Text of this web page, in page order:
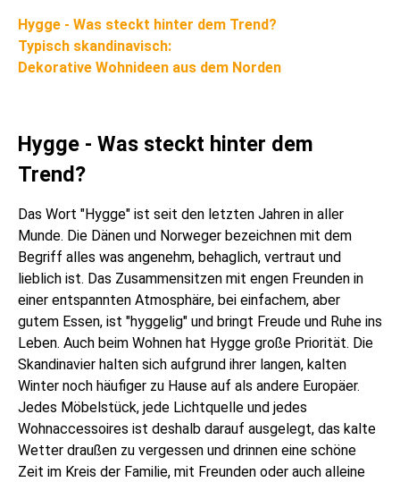
Hygge - Was steckt hinter dem Trend?
Typisch skandinavisch:
Dekorative Wohnideen aus dem Norden
Hygge - Was steckt hinter dem
Trend?
Das Wort "Hygge" ist seit den letzten Jahren in aller
Munde. Die Dänen und Norweger bezeichnen mit dem
Begriff alles was angenehm, behaglich, vertraut und
lieblich ist. Das Zusammensitzen mit engen Freunden in
einer entspannten Atmosphäre, bei einfachem, aber
gutem Essen, ist "hyggelig" und bringt Freude und Ruhe ins
Leben. Auch beim Wohnen hat Hygge große Priorität. Die
Skandinavier halten sich aufgrund ihrer langen, kalten
Winter noch häufiger zu Hause auf als andere Europäer.
Jedes Möbelstück, jede Lichtquelle und jedes
Wohnaccessoires ist deshalb darauf ausgelegt, das kalte
Wetter draußen zu vergessen und drinnen eine schöne
Zeit im Kreis der Familie, mit Freunden oder auch alleine